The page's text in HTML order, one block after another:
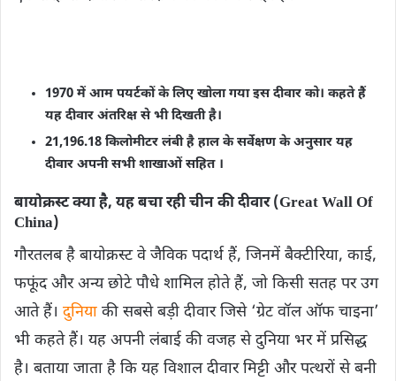
1970 में आम पयर्टकों के लिए खोला गया इस दीवार को। कहते हैं
यह दीवार अंतरिक्ष से भी दिखती है।
21,196.18 किलोमीटर लंबी है हाल के सर्वेक्षण के अनुसार यह
दीवार अपनी सभी शाखाओं सहित ।
बायोक्रस्ट क्या है, यह बचा रही चीन की दीवार (Great Wall Of
China)
गौरतलब है बायोक्रस्ट वे जैविक पदार्थ हैं, जिनमें बैक्टीरिया, काई,
फफूंद और अन्य छोटे पौधे शामिल होते हैं, जो किसी सतह पर उग
आते हैं। दुनिया की सबसे बड़ी दीवार जिसे ‘ग्रेट वॉल ऑफ चाइना’
भी कहते हैं। यह अपनी लंबाई की वजह से दुनिया भर में प्रसिद्ध
है। बताया जाता है कि यह विशाल दीवार मिट्टी और पत्थरों से बनी